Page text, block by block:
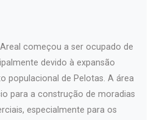
começou a ser ocupado de
devido à expansão
populacional de Pelotas. A área
para a construção de moradias
especialmente para os